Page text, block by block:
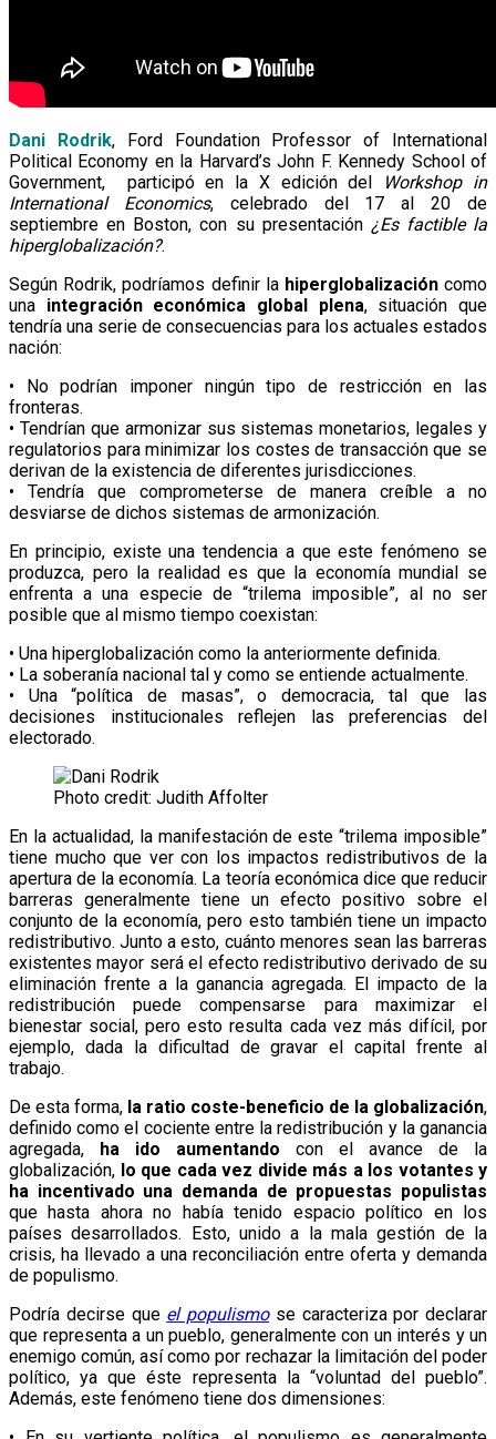
Dani Rodrik, Ford Foundation Professor of International
Political Economy en la Harvard’s John F. Kennedy School of
Government, participó en la X edición del
Workshop in
International Economics, celebrado del 17 al 20 de
septiembre en Boston, con su presentación ¿Es factible la
hiperglobalización?.
Según Rodrik, podríamos definir la hiperglobalizacióncomo
una integración económica global plena, situación que
tendría una serie de consecuencias para los actuales estados
nación:
• No podrían imponer ningún tipo de restricción en las
fronteras.
• Tendrían que armonizar sus sistemas monetarios, legales y
regulatorios para minimizar los costes de transacción que se
derivan de la existencia de diferentes jurisdicciones.
• Tendría que comprometerse de manera creíble a no
desviarse de dichos sistemas de armonización.
En principio, existe una tendencia a que este fenómeno se
produzca, pero la realidad es que la economía mundial se
enfrenta a una especie de “trilema imposible”, al no ser
posible que al mismo tiempo coexistan:
• Una hiperglobalización como la anteriormente definida.
• La soberanía nacional tal y como se entiende actualmente.
• Una “política de masas”, o democracia, tal que las
decisiones institucionales reflejen las preferencias del
electorado.
Photo credit: Judith Affolter
En la actualidad, la manifestación de este “trilema imposible”
tiene mucho que ver con los impactos redistributivos de la
apertura de la economía. La teoría económica dice que reducir
barreras generalmente tiene un efecto positivo sobre el
conjunto de la economía, pero esto también tiene un impacto
redistributivo. Junto a esto, cuánto menores sean las barreras
existentes mayor será el efecto redistributivo derivado de su
eliminación frente a la ganancia agregada. El impacto de la
redistribución puede compensarse para maximizar el
bienestar social, pero esto resulta cada vez más difícil, por
ejemplo, dada la dificultad de gravar el capital frente al
trabajo.
De esta forma, la ratio coste-beneficio de la globalización,
definido como el cociente entre la redistribución y la ganancia
agregada, ha ido aumentando con el avance de la
globalización, lo que cada vez divide más a los votantes y
ha incentivado una demanda de propuestas populistas
que hasta ahora no había tenido espacio político en los
países desarrollados. Esto, unido a la mala gestión de la
crisis, ha llevado a una reconciliación entre oferta y demanda
de populismo.
Podría decirse que el populismose caracteriza por declarar
que representa a un pueblo, generalmente con un interés y un
enemigo común, así como por rechazar la limitación del poder
político, ya que éste representa la “voluntad del pueblo”.
Además, este fenómeno tiene dos dimensiones: